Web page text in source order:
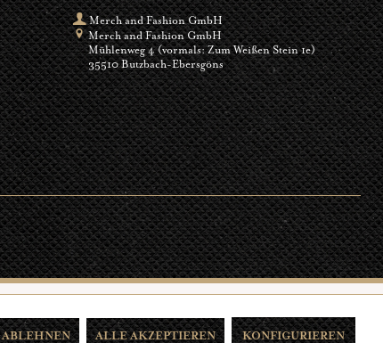
Merch and Fashion GmbH
Merch and Fashion GmbH
Mühlenweg 4 (vormals: Zum Weißen Stein 1e)
35510 Butzbach-Ebersgöns
ABLEHNEN ALLE AKZEPTIEREN KONFIGURIEREN